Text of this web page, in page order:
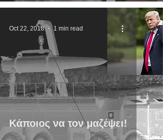
Κάποιος να τον μαζέψει!
Oct 22, 2018 1 min read